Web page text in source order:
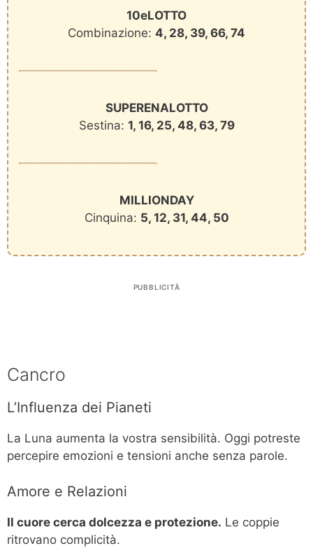
10eLOTTO
Combinazione: 4, 28, 39, 66, 74
SUPERENALOTTO
Sestina: 1, 16, 25, 48, 63, 79
MILLIONDAY
Cinquina: 5, 12, 31, 44, 50
PUBBLICITÀ
Cancro
L’Influenza dei Pianeti
La Luna aumenta la vostra sensibilità. Oggi potreste
percepire emozioni e tensioni anche senza parole.
Amore e Relazioni
Il cuore cerca dolcezza e protezione. Le coppie
ritrovano complicità.